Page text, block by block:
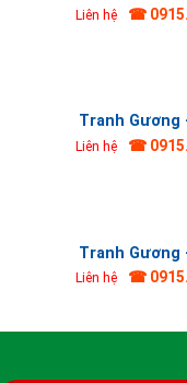
Liên hệ ☎
Tranh Gương
Liên hệ ☎
Tranh Gương
Liên hệ ☎